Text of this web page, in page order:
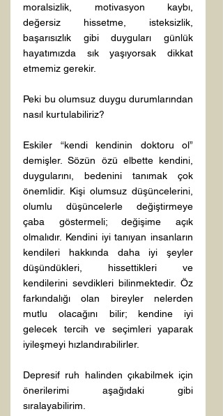
moralsizlik, motivasyon kaybı,
değersiz hissetme, isteksizlik,
başarısızlık gibi duyguları günlük
hayatımızda sık yaşıyorsak dikkat
etmemiz gerekir.
Peki bu olumsuz duygu durumlarından
nasıl kurtulabiliriz?
Eskiler “kendi kendinin doktoru ol”
demişler. Sözün özü elbette kendini,
duygularını, bedenini tanımak çok
önemlidir. Kişi olumsuz düşüncelerini,
olumlu düşüncelerle değiştirmeye
çaba göstermeli; değişime açık
olmalıdır. Kendini iyi tanıyan insanların
kendileri hakkında daha iyi şeyler
düşündükleri, hissettikleri ve
kendilerini sevdikleri bilinmektedir. Öz
farkındalığı olan bireyler nelerden
mutlu olacağını bilir; kendine iyi
gelecek tercih ve seçimleri yaparak
iyileşmeyi hızlandırabilirler.
Depresif ruh halinden çıkabilmek için
önerilerimi aşağıdaki gibi
sıralayabilirim.